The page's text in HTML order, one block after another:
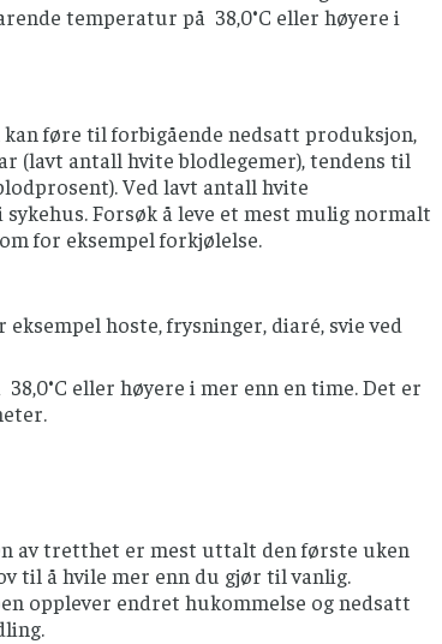
temperatur på 38,0°C eller høyere i
føre til forbigående nedsatt produksjon,
(lavt antall hvite blodlegemer), tendens til
Ved lavt antall hvite
Forsøk å leve et mest mulig normalt
for eksempel forkjølelse.
hoste, frysninger, diaré, svie ved
eller høyere i mer enn en time. Det er
av tretthet er mest uttalt den første uken
til å hvile mer enn du gjør til vanlig.
opplever endret hukommelse og nedsatt